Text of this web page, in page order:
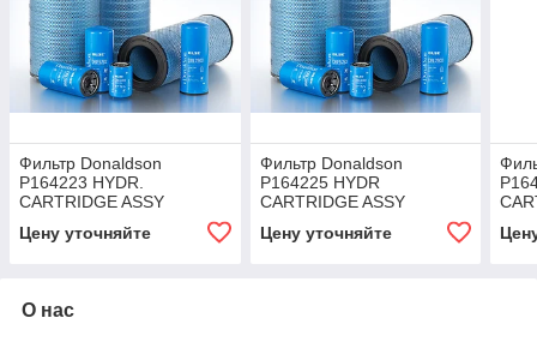
Фильтр Donaldson
P164223 HYDR.
CARTRIDGE ASSY
Цену уточняйте
Фильтр Donaldson
P164225 HYDR
CARTRIDGE ASSY
Цену уточняйте
О нас